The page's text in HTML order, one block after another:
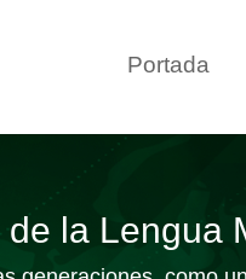
Portada
la Lengua